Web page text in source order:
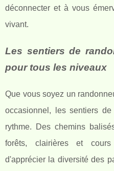
déconnecter et à vous
vivant.
Les sentiers de
pour tous les niveaux
Que vous soyez un
occasionnel, les sentiers
rythme. Des chemins
forêts, clairières et
d'apprécier la diversité des